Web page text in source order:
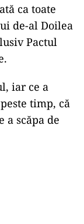
ca toate
de-al Doilea
Pactul
iar ce a
timp, că
a scăpa de